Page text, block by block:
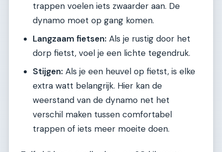
trappen voelen iets zwaarder aan. De
dynamo moet op gang komen.
Langzaam fietsen: Als je rustig door het
dorp fietst, voel je een lichte tegendruk.
Stijgen: Als je een heuvel op fietst, is elke
extra watt belangrijk. Hier kan de
weerstand van de dynamo net het
verschil maken tussen comfortabel
trappen of iets meer moeite doen.